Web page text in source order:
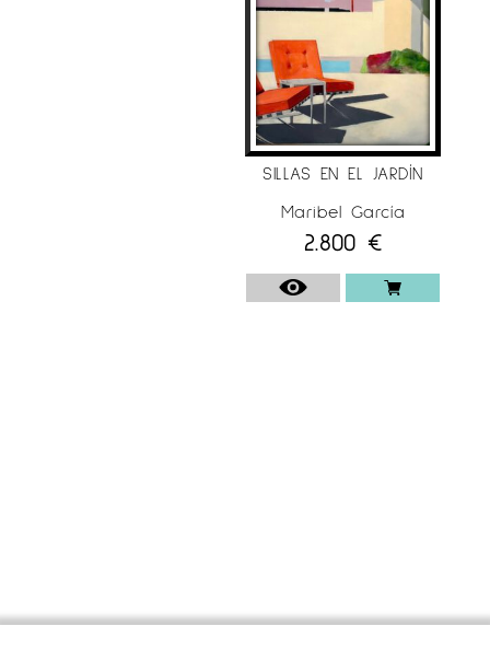
SILLAS EN EL JARDÍN
Maribel García
2.800 €